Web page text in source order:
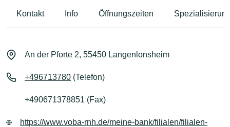
Kontakt Info Öffnungszeiten
An der Pforte 2, 55450 Langenlonsheim
+496713780 (Telefon)
+490671378851 (Fax)
https://www.voba-rnh.de/meine-bank/filialen/filialen-